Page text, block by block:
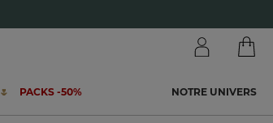
PACKS -50% NOTRE UNIVERS